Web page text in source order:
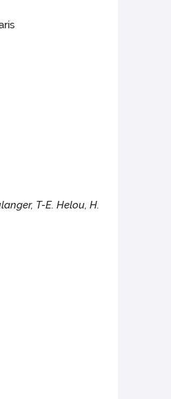
T-E. Helou, H.